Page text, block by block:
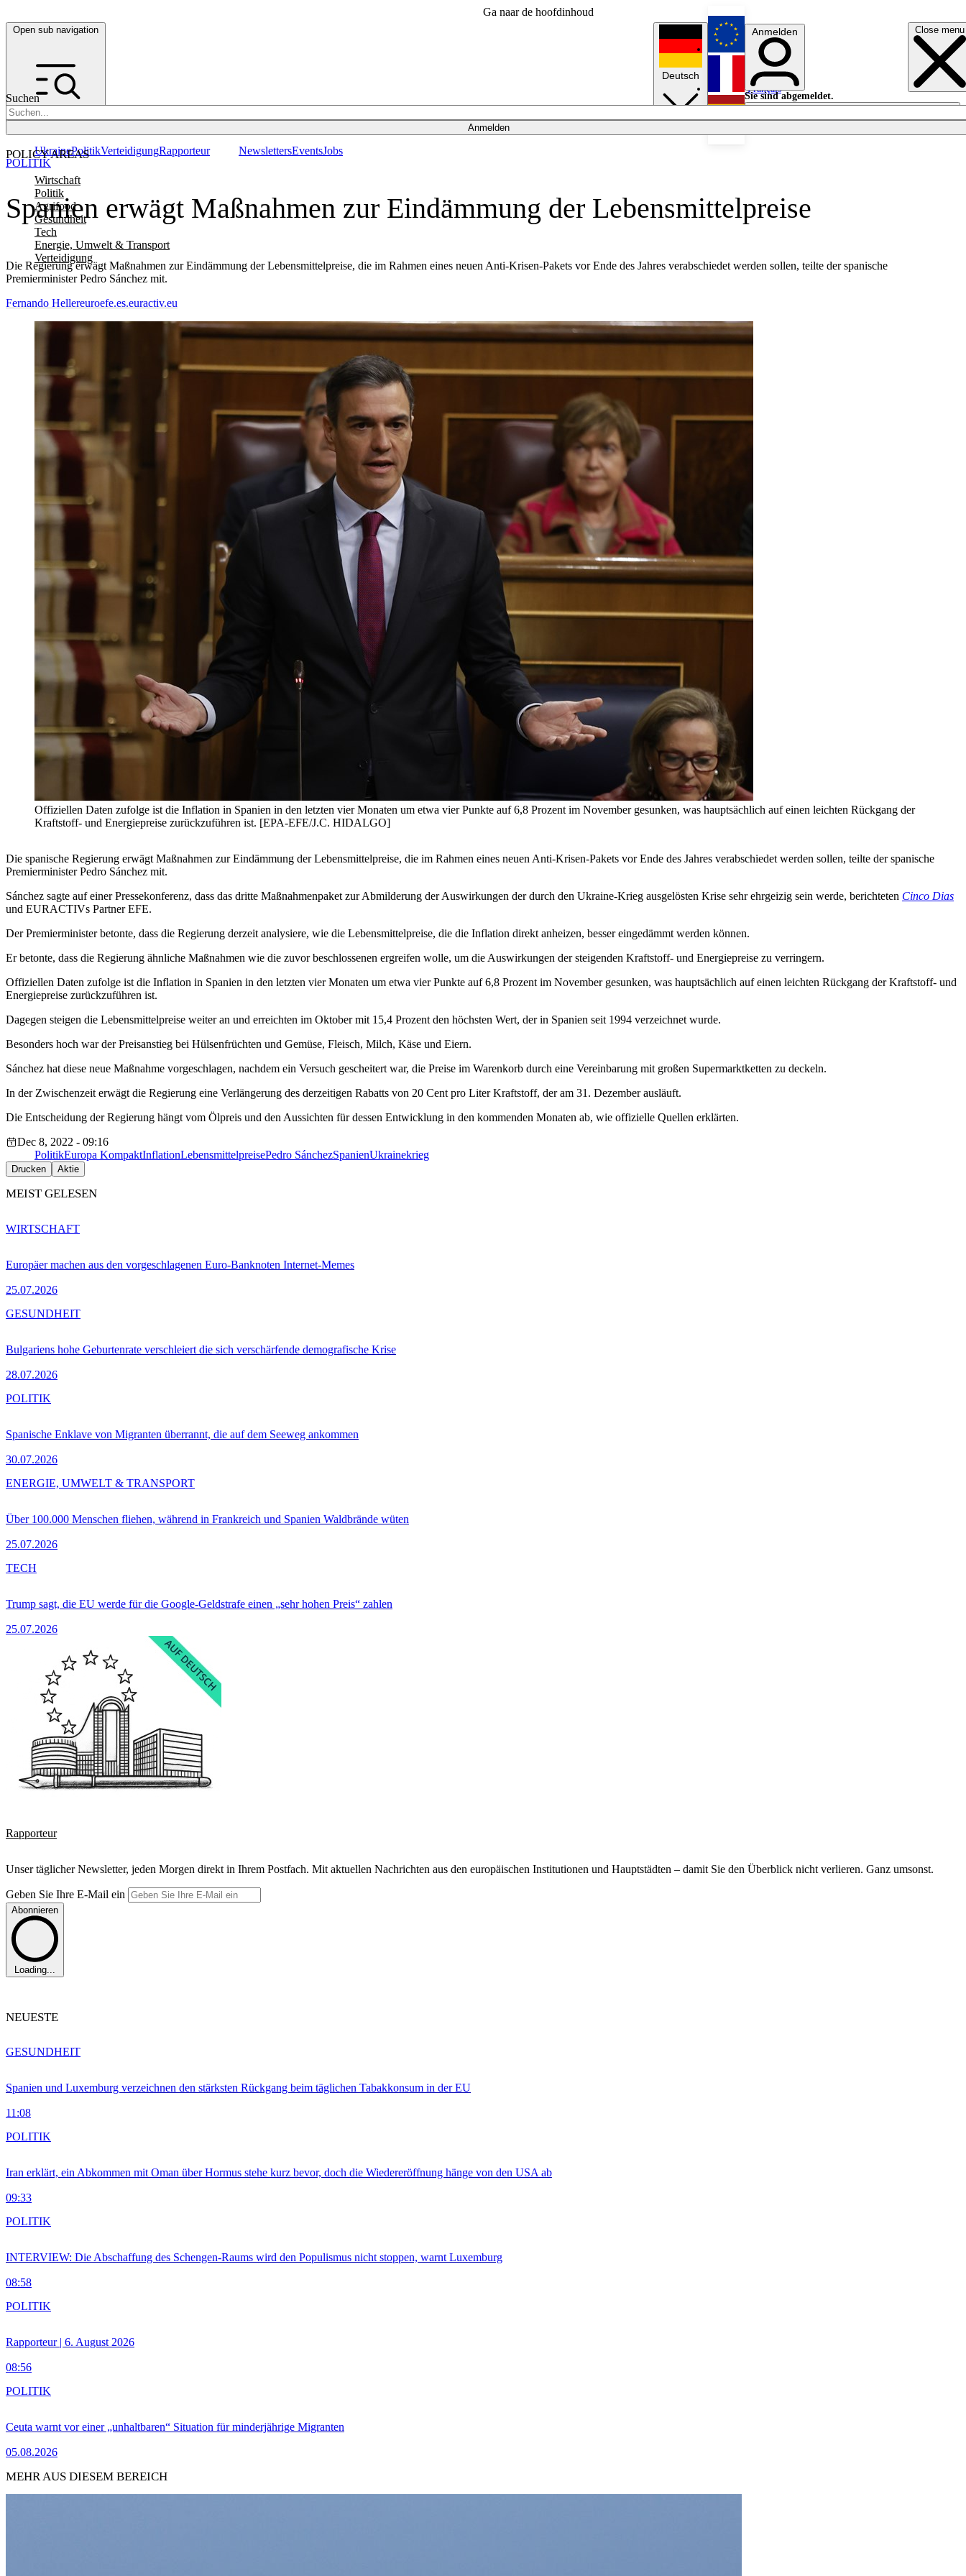
Ga naar de hoofdinhoud
Open sub navigation Close menu
Suchen
Anmelden
POLICY AREAS
Wirtschaft
Politik
Agrifood
Gesundheit
Tech
Energie, Umwelt & Transport
Verteidigung
UkrainePolitikVerteidigungRapporteur NewslettersEventsJobs
Deutsch
English
Français
Anmelden
Sie sind abgemeldet.
Anmelden
Licht aus
Spanien erwägt Maßnahmen zur Eindämmung der Lebensmittelpreise
Die Regierung erwägt Maßnahmen zur Eindämmung der Lebensmittelpreise, die im Rahmen eines neuen Anti-Krisen-Pakets vor Ende des Jahres verabschiedet werden sollen, teilte der spanische
Premierminister Pedro Sánchez mit.
POLITIK
Fernando Hellereuroefe.es.euractiv.eu
Offiziellen Daten zufolge ist die Inflation in Spanien in den letzten vier Monaten um etwa vier Punkte auf 6,8 Prozent im November gesunken, was hauptsächlich auf einen leichten Rückgang der
Kraftstoff- und Energiepreise zurückzuführen ist. [EPA-EFE/J.C. HIDALGO]
Die spanische Regierung erwägt Maßnahmen zur Eindämmung der Lebensmittelpreise, die im Rahmen eines neuen Anti-Krisen-Pakets vor Ende des Jahres verabschiedet werden sollen, teilte der spanische
Premierminister Pedro Sánchez mit.
Sánchez sagte auf einer Pressekonferenz, dass das dritte Maßnahmenpaket zur Abmilderung der Auswirkungen der durch den Ukraine-Krieg ausgelösten Krise sehr ehrgeizig sein werde, berichteten Cinco Dias
und EURACTIVs Partner EFE.
Der Premierminister betonte, dass die Regierung derzeit analysiere, wie die Lebensmittelpreise, die die Inflation direkt anheizen, besser eingedämmt werden können.
Er betonte, dass die Regierung ähnliche Maßnahmen wie die zuvor beschlossenen ergreifen wolle, um die Auswirkungen der steigenden Kraftstoff- und Energiepreise zu verringern.
Offiziellen Daten zufolge ist die Inflation in Spanien in den letzten vier Monaten um etwa vier Punkte auf 6,8 Prozent im November gesunken, was hauptsächlich auf einen leichten Rückgang der Kraftstoff- und
Energiepreise zurückzuführen ist.
Dagegen steigen die Lebensmittelpreise weiter an und erreichten im Oktober mit 15,4 Prozent den höchsten Wert, der in Spanien seit 1994 verzeichnet wurde.
Besonders hoch war der Preisanstieg bei Hülsenfrüchten und Gemüse, Fleisch, Milch, Käse und Eiern.
Sánchez hat diese neue Maßnahme vorgeschlagen, nachdem ein Versuch gescheitert war, die Preise im Warenkorb durch eine Vereinbarung mit großen Supermarktketten zu deckeln.
In der Zwischenzeit erwägt die Regierung eine Verlängerung des derzeitigen Rabatts von 20 Cent pro Liter Kraftstoff, der am 31. Dezember ausläuft.
Die Entscheidung der Regierung hängt vom Ölpreis und den Aussichten für dessen Entwicklung in den kommenden Monaten ab, wie offizielle Quellen erklärten.
Dec 8, 2022 - 09:16
PolitikEuropa KompaktInflationLebensmittelpreisePedro SánchezSpanienUkrainekrieg
Drucken Aktie
MEIST GELESEN
Europäer machen aus den vorgeschlagenen Euro-Banknoten Internet-Memes
25.07.2026
WIRTSCHAFT
Bulgariens hohe Geburtenrate verschleiert die sich verschärfende demografische Krise
28.07.2026
GESUNDHEIT
Spanische Enklave von Migranten überrannt, die auf dem Seeweg ankommen
30.07.2026
POLITIK
Über 100.000 Menschen fliehen, während in Frankreich und Spanien Waldbrände wüten
25.07.2026
ENERGIE, UMWELT & TRANSPORT
Trump sagt, die EU werde für die Google-Geldstrafe einen „sehr hohen Preis“ zahlen
25.07.2026
TECH
Rapporteur
Unser täglicher Newsletter, jeden Morgen direkt in Ihrem Postfach. Mit aktuellen Nachrichten aus den europäischen Institutionen und Hauptstädten – damit Sie den Überblick nicht verlieren. Ganz umsonst.
Geben Sie Ihre E-Mail ein
Abonnieren
Loading...
NEUESTE
Spanien und Luxemburg verzeichnen den stärksten Rückgang beim täglichen Tabakkonsum in der EU
11:08
GESUNDHEIT
Iran erklärt, ein Abkommen mit Oman über Hormus stehe kurz bevor, doch die Wiedereröffnung hänge von den USA ab
09:33
POLITIK
INTERVIEW: Die Abschaffung des Schengen-Raums wird den Populismus nicht stoppen, warnt Luxemburg
08:58
POLITIK
Rapporteur | 6. August 2026
08:56
POLITIK
Ceuta warnt vor einer „unhaltbaren“ Situation für minderjährige Migranten
05.08.2026
POLITIK
MEHR AUS DIESEM BEREICH